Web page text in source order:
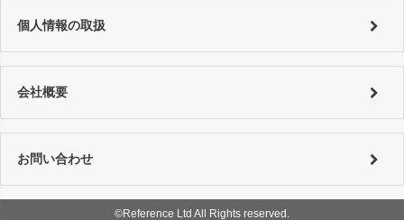
個人情報の取扱
会社概要
お問い合わせ
©Reference Ltd All Rights reserved.